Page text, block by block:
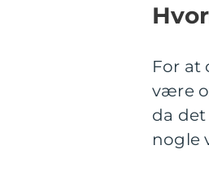
For at
være
da
nogle